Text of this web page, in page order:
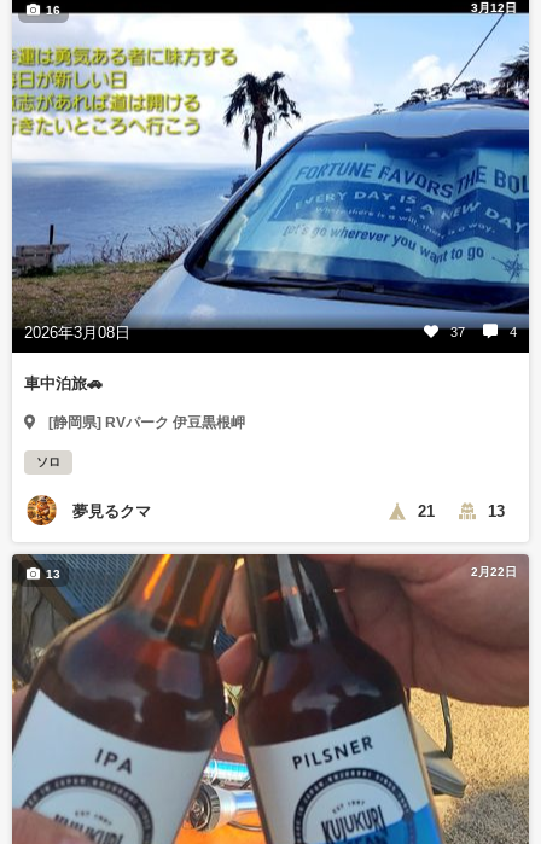
3月12日
2026年3月08日 37 4
16
車中泊旅🚗
[静岡県] RVパーク 伊豆黒根岬
ソロ
夢見るクマ 21 13
2月22日
13